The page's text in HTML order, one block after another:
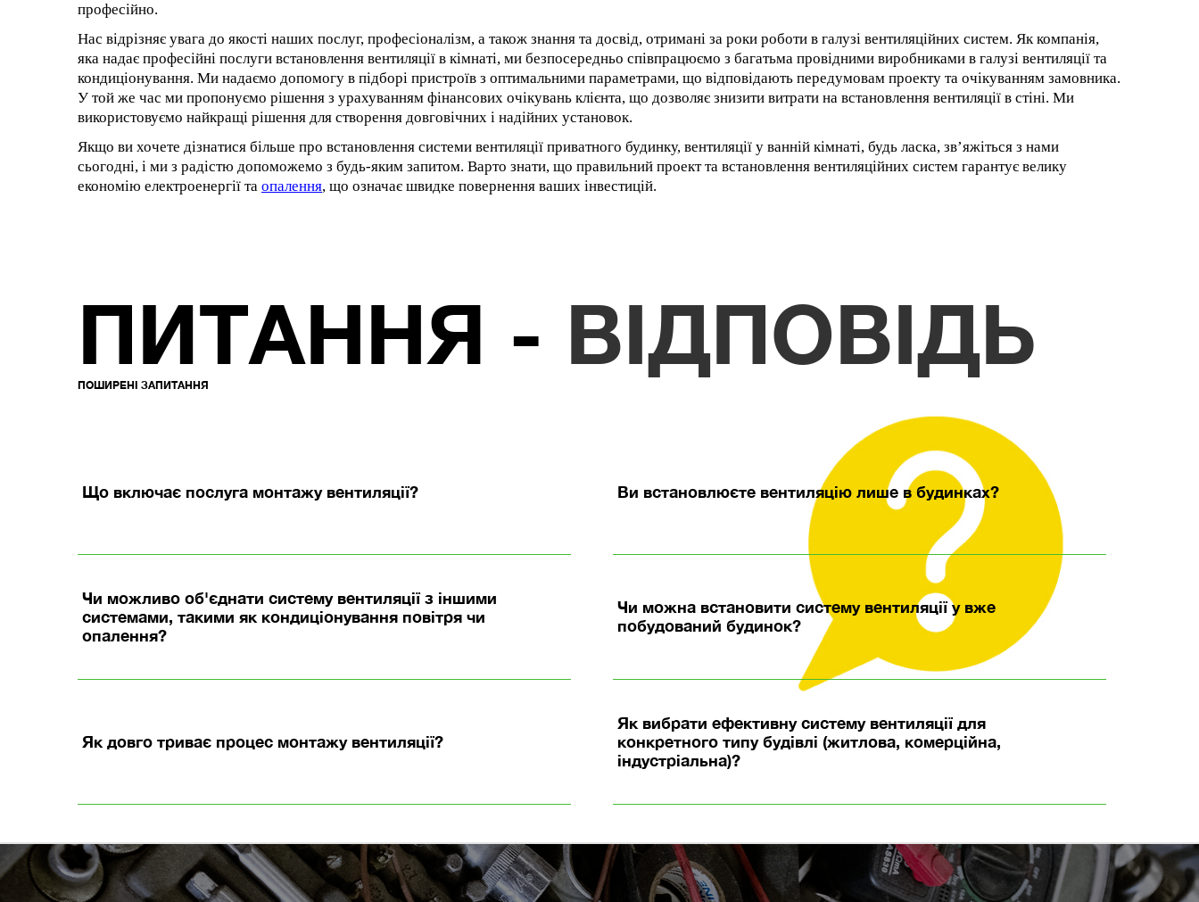
професійно.
Нас відрізняє увага до якості наших послуг, професіоналізм, а також знання та досвід, отримані за роки роботи в галузі вентиляційних систем. Як компанія,
яка надає професійні послуги встановлення вентиляції в кімнаті, ми безпосередньо співпрацюємо з багатьма провідними виробниками в галузі вентиляції та
кондиціонування. Ми надаємо допомогу в підборі пристроїв з оптимальними параметрами, що відповідають передумовам проекту та очікуванням замовника.
У той же час ми пропонуємо рішення з урахуванням фінансових очікувань клієнта, що дозволяє знизити витрати на встановлення вентиляції в стіні. Ми
використовуємо найкращі рішення для створення довговічних і надійних установок.
Якщо ви хочете дізнатися більше про встановлення системи вентиляції приватного будинку, вентиляції у ванній кімнаті, будь ласка, зв’яжіться з нами
сьогодні, і ми з радістю допоможемо з будь-яким запитом. Варто знати, що правильний проект та встановлення вентиляційних систем гарантує велику
економію електроенергії та опалення, що означає швидке повернення ваших інвестицій.
ПИТАННЯ - ВІДПОВІДЬ
ПОШИРЕНІ ЗАПИТАННЯ
Що включає послуга монтажу вентиляції? Ви встановлюєте вентиляцію лише в будинках?
Чи можливо об'єднати систему вентиляції з іншими
системами, такими як кондиціонування повітря чи
опалення?
Чи можна встановити систему вентиляції у вже
побудований будинок?
Як довго триває процес монтажу вентиляції?
Як вибрати ефективну систему вентиляції для
конкретного типу будівлі (житлова, комерційна,
індустріальна)?